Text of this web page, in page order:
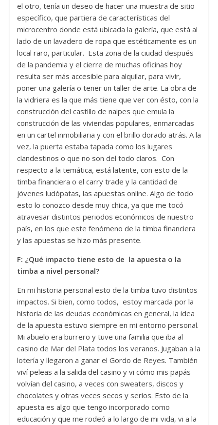
el otro, tenía un deseo de hacer una muestra de sitio
específico, que partiera de características del
microcentro donde está ubicada la galería, que está al
lado de un lavadero de ropa que estéticamente es un
local raro, particular. Esta zona de la ciudad después
de la pandemia y el cierre de muchas oficinas hoy
resulta ser más accesible para alquilar, para vivir,
poner una galería o tener un taller de arte. La obra de
la vidriera es la que más tiene que ver con ésto, con la
construcción del castillo de naipes que emula la
construcción de las viviendas populares, enmarcadas
en un cartel inmobiliaria y con el brillo dorado atrás. A la
vez, la puerta estaba tapada como los lugares
clandestinos o que no son del todo claros. Con
respecto a la temática, está latente, con esto de la
timba financiera o el carry trade y la cantidad de
jóvenes ludópatas, las apuestas online. Algo de todo
esto lo conozco desde muy chica, ya que me tocó
atravesar distintos periodos económicos de nuestro
país, en los que este fenómeno de la timba financiera
y las apuestas se hizo más presente.
F: ¿Qué impacto tiene esto de la apuesta o la
timba a nivel personal?
En mi historia personal esto de la timba tuvo distintos
impactos. Si bien, como todos, estoy marcada por la
historia de las deudas económicas en general, la idea
de la apuesta estuvo siempre en mi entorno personal.
Mi abuelo era burrero y tuve una familia que iba al
casino de Mar del Plata todos los veranos. Jugaban a la
lotería y llegaron a ganar el Gordo de Reyes. También
viví peleas a la salida del casino y vi cómo mis papás
volvían del casino, a veces con sweaters, discos y
chocolates y otras veces secos y serios. Esto de la
apuesta es algo que tengo incorporado como
educación y que me rodeó a lo largo de mi vida, vi a la